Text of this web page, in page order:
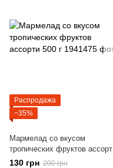
Распродажа
−35%
Мармелад со вкусом
тропических фруктов ассорти
500 г
130 грн 200 грн